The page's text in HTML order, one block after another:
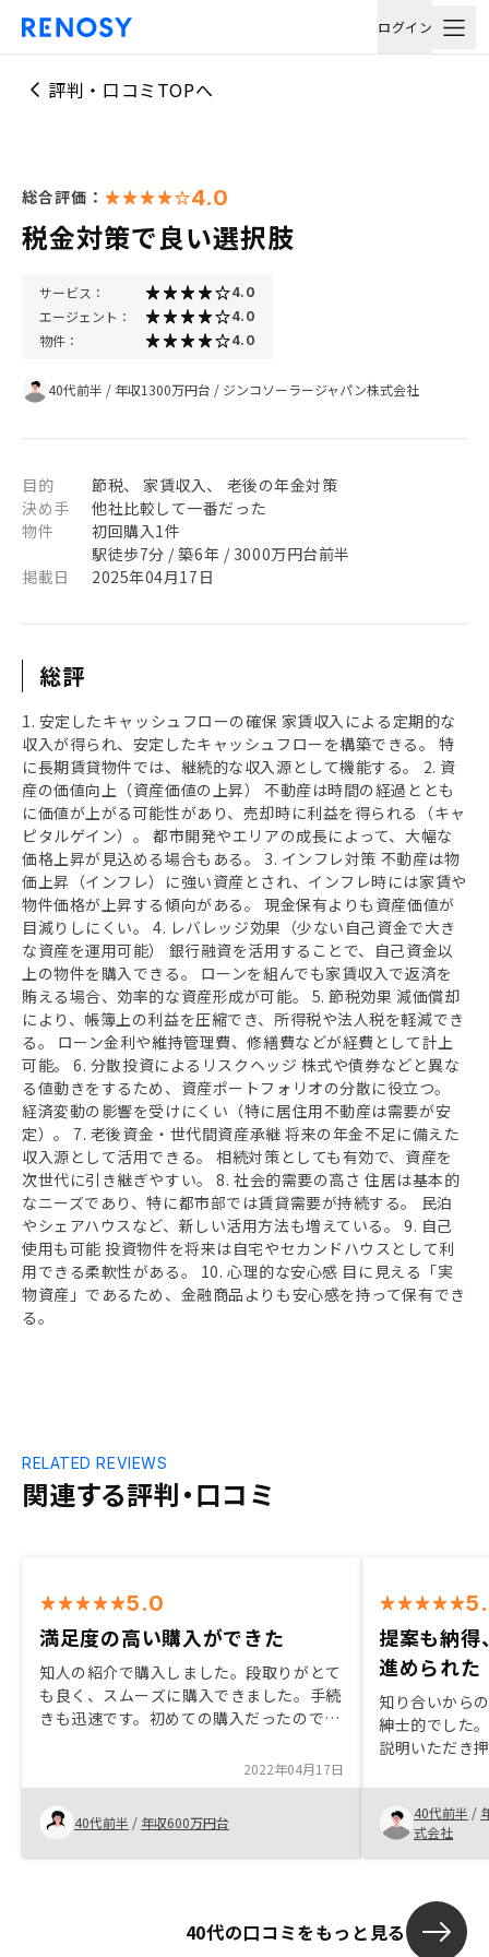
ログイン
評判・口コミTOPへ
総合評価： 4.0
税金対策で良い選択肢
サービス： 4.0
エージェント： 4.0
物件： 4.0
40代前半 / 年収1300万円台 / ジンコソーラージャパン株式会社
目的
節税、 家賃収入、 老後の年金対策
決め手
他社比較して一番だった
物件
初回購入1件
駅徒歩7分 / 築6年 / 3000万円台前半
掲載日
2025年04月17日
総評
1. 安定したキャッシュフローの確保 家賃収入による定期的な
収入が得られ、安定したキャッシュフローを構築できる。 特
に長期賃貸物件では、継続的な収入源として機能する。 2. 資
産の価値向上（資産価値の上昇） 不動産は時間の経過ととも
に価値が上がる可能性があり、売却時に利益を得られる（キャ
ピタルゲイン）。 都市開発やエリアの成長によって、大幅な
価格上昇が見込める場合もある。 3. インフレ対策 不動産は物
価上昇（インフレ）に強い資産とされ、インフレ時には家賃や
物件価格が上昇する傾向がある。 現金保有よりも資産価値が
目減りしにくい。 4. レバレッジ効果（少ない自己資金で大き
な資産を運用可能） 銀行融資を活用することで、自己資金以
上の物件を購入できる。 ローンを組んでも家賃収入で返済を
賄える場合、効率的な資産形成が可能。 5. 節税効果 減価償却
により、帳簿上の利益を圧縮でき、所得税や法人税を軽減でき
る。 ローン金利や維持管理費、修繕費などが経費として計上
可能。 6. 分散投資によるリスクヘッジ 株式や債券などと異な
る値動きをするため、資産ポートフォリオの分散に役立つ。
経済変動の影響を受けにくい（特に居住用不動産は需要が安
定）。 7. 老後資金・世代間資産承継 将来の年金不足に備えた
収入源として活用できる。 相続対策としても有効で、資産を
次世代に引き継ぎやすい。 8. 社会的需要の高さ 住居は基本的
なニーズであり、特に都市部では賃貸需要が持続する。 民泊
やシェアハウスなど、新しい活用方法も増えている。 9. 自己
使用も可能 投資物件を将来は自宅やセカンドハウスとして利
用できる柔軟性がある。 10. 心理的な安心感 目に見える「実
物資産」であるため、金融商品よりも安心感を持って保有でき
る。
関連する評判・口コミ
RELATED REVIEWS
5.0
満足度の高い購入ができた
知人の紹介で購入しました。段取りがとて
も良く、スムーズに購入できました。手続
きも迅速です。初めての購入だったのです
で物件の状況を確認できるのも便利だと感
じています。 状況に合う良い物件も紹介
していただきました。
2022年04月17日
40代前半 / 年収600万円台
提案も納得
進められた
知り合いから
紳士的でした
説明いただき
管理体制やリ
ている事は大
40代前半 /
式会社
40代の口コミをもっと見る